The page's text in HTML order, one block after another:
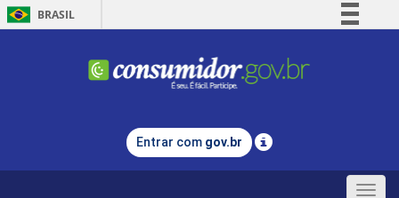
BRASIL
Comunica BR
Legislação
Entrar com gov.br
Toggle